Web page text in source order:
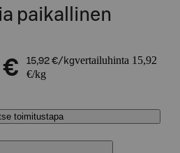
paikallinen
€ 15,92 €/kgvertailuhinta 15,92
€/kg
toimitustapa